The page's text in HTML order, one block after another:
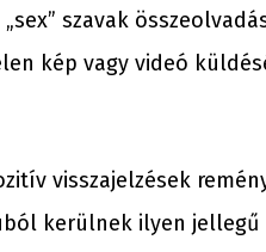
szavak
kép vagy videó
visszajelzések
kerülnek ilyen